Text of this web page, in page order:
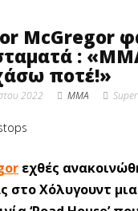
McGregor
:
ποτέ!»
2022 MMA
εχθές
στο Χόλυγουντ